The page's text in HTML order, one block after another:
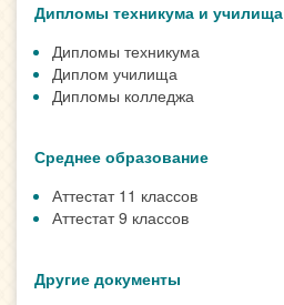
Дипломы техникума и училища
Дипломы техникума
Диплом училища
Дипломы колледжа
Среднее образование
Аттестат 11 классов
Аттестат 9 классов
Другие документы